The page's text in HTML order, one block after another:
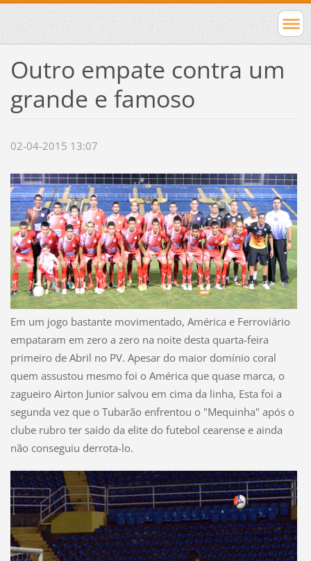
Outro empate contra um
grande e famoso
02-04-2015 13:07
Em um jogo bastante movimentado, América e Ferroviário
empataram em zero a zero na noite desta quarta-feira
primeiro de Abril no PV. Apesar do maior domínio coral
quem assustou mesmo foi o América que quase marca, o
zagueiro Airton Junior salvou em cima da linha, Esta foi a
segunda vez que o Tubarão enfrentou o "Mequinha" após o
clube rubro ter saído da elite do futebol cearense e ainda
não conseguiu derrota-lo.